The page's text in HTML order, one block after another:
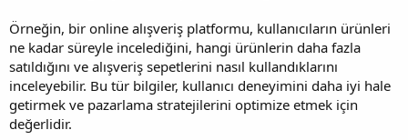
Örneğin, bir online alışveriş platformu, kullanıcıların ürünleri
ne kadar süreyle incelediğini, hangi ürünlerin daha fazla
satıldığını ve alışveriş sepetlerini nasıl kullandıklarını
inceleyebilir. Bu tür bilgiler, kullanıcı deneyimini daha iyi hale
getirmek ve pazarlama stratejilerini optimize etmek için
değerlidir.